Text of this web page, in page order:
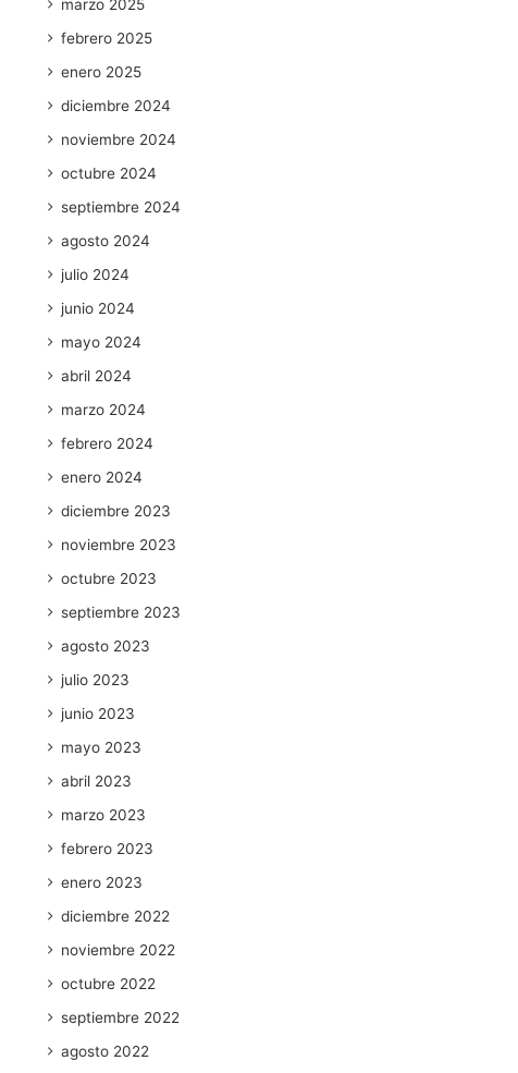
marzo 2025
febrero 2025
enero 2025
diciembre 2024
noviembre 2024
octubre 2024
septiembre 2024
agosto 2024
julio 2024
junio 2024
mayo 2024
abril 2024
marzo 2024
febrero 2024
enero 2024
diciembre 2023
noviembre 2023
octubre 2023
septiembre 2023
agosto 2023
julio 2023
junio 2023
mayo 2023
abril 2023
marzo 2023
febrero 2023
enero 2023
diciembre 2022
noviembre 2022
octubre 2022
septiembre 2022
agosto 2022